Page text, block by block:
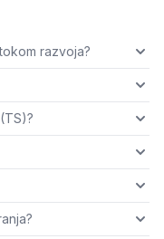
razvoja?